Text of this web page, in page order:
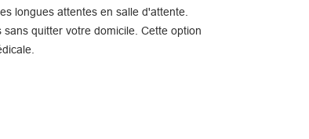
longues attentes en salle d'attente.
sans quitter votre domicile. Cette option